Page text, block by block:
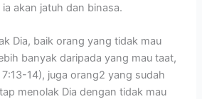
akan jatuh dan binasa.
Dia, baik orang yang tidak mau
banyak daripada yang mau taat,
14), juga orang2 yang sudah
menolak Dia dengan tidak mau